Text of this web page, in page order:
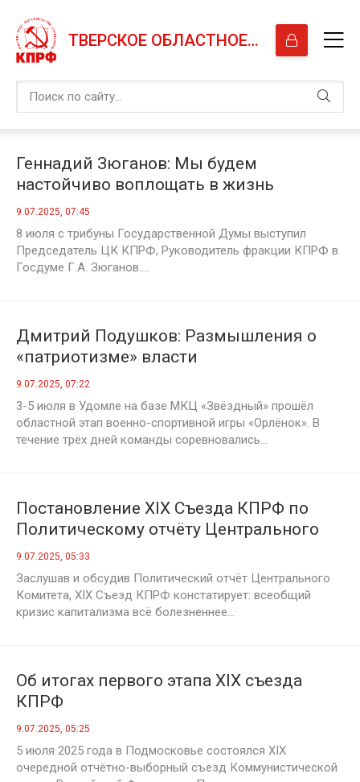
ТВЕРСКОЕ ОБЛАСТНОЕ ОТДЕЛЕНИЕ КПРФ
Геннадий Зюганов: Мы будем
настойчиво воплощать в жизнь
Программу Победы!
9.07.2025, 07:45
8 июля с трибуны Государственной Думы выступил
Председатель ЦК КПРФ, Руководитель фракции КПРФ в
Госдуме Г.А. Зюганов....
Дмитрий Подушков: Размышления о
«патриотизме» власти
9.07.2025, 07:22
3-5 июля в Удомле на базе МКЦ «Звёздный» прошёл
областной этап военно-спортивной игры «Орлёнок». В
течение трёх дней команды соревновались...
Постановление XIX Съезда КПРФ по
Политическому отчёту Центрального
Комитета съезду партии
9.07.2025, 05:33
Заслушав и обсудив Политический отчёт Центрального
Комитета, XIX Съезд КПРФ констатирует: всеобщий
кризис капитализма всё болезненнее...
Об итогах первого этапа XIX съезда
КПРФ
9.07.2025, 05:25
5 июля 2025 года в Подмосковье состоялся XIX
очередной отчётно-выборный съезд Коммунистической